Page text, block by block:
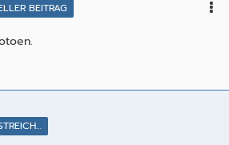
BEITRAG
DER STRASSENSTREICHER